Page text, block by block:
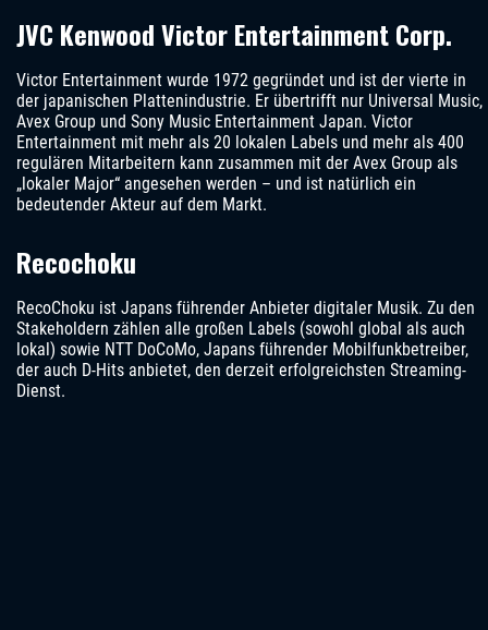
JVC Kenwood Victor Entertainment Corp.
Victor Entertainment wurde 1972 gegründet und ist der vierte in
der japanischen Plattenindustrie. Er übertrifft nur Universal Music,
Avex Group und Sony Music Entertainment Japan. Victor
Entertainment mit mehr als 20 lokalen Labels und mehr als 400
regulären Mitarbeitern kann zusammen mit der Avex Group als
„lokaler Major“ angesehen werden – und ist natürlich ein
bedeutender Akteur auf dem Markt.
Recochoku
RecoChoku ist Japans führender Anbieter digitaler Musik. Zu den
Stakeholdern zählen alle großen Labels (sowohl global als auch
lokal) sowie NTT DoCoMo, Japans führender Mobilfunkbetreiber,
der auch D-Hits anbietet, den derzeit erfolgreichsten Streaming-
Dienst.